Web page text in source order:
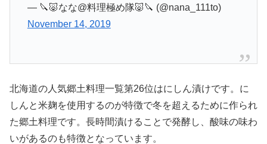
— 🔪🐷なな@料理極め隊🐷🔪 (@nana_111to)
November 14, 2019
北海道の人気郷土料理一覧第26位はにしん漬けです。に
しんと米麹を使用するのが特徴で冬を超えるために作られ
た郷土料理です。長時間漬けることで発酵し、酸味の味わ
いがあるのも特徴となっています。